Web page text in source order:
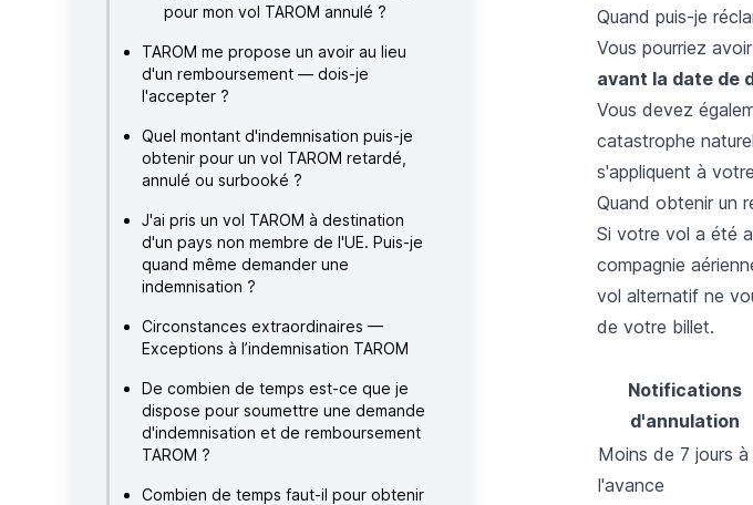
pour mon vol TAROM annulé ?
TAROM me propose un avoir au lieu
d'un remboursement — dois-je
l'accepter ?
Quel montant d'indemnisation puis-je
obtenir pour un vol TAROM retardé,
annulé ou surbooké ?
J'ai pris un vol TAROM à destination
d'un pays non membre de l'UE. Puis-je
quand même demander une
indemnisation ?
Circonstances extraordinaires —
Exceptions à l’indemnisation TAROM
De combien de temps est-ce que je
dispose pour soumettre une demande
d'indemnisation et de remboursement
TAROM ?
Combien de temps faut-il pour obtenir
Quand puis-je
Vous pourriez
avant la date de
Vous devez
catastrophe
s'appliquent à
Quand obtenir un
Si votre vol a été
compagnie
vol alternatif ne
de votre billet.
Notifications
d'annulation
Moins de 7 jours à
l'avance